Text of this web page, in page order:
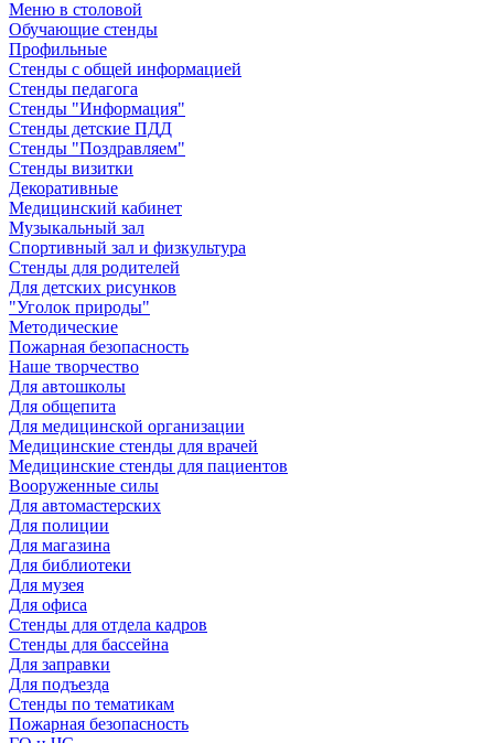
Меню в столовой
Обучающие стенды
Профильные
Стенды с общей информацией
Стенды педагога
Стенды "Информация"
Стенды детские ПДД
Стенды "Поздравляем"
Стенды визитки
Декоративные
Медицинский кабинет
Музыкальный зал
Спортивный зал и физкультура
Стенды для родителей
Для детских рисунков
"Уголок природы"
Методические
Пожарная безопасность
Наше творчество
Для автошколы
Для общепита
Для медицинской организации
Медицинские стенды для врачей
Медицинские стенды для пациентов
Вооруженные силы
Для автомастерских
Для полиции
Для магазина
Для библиотеки
Для музея
Для офиса
Стенды для отдела кадров
Стенды для бассейна
Для заправки
Для подъезда
Стенды по тематикам
Пожарная безопасность